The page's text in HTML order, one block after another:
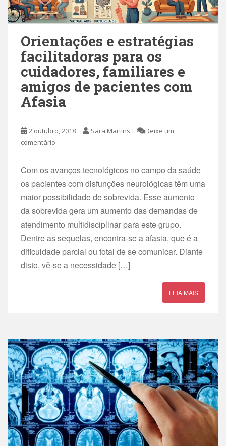
Orientações e estratégias
facilitadoras para os
cuidadores, familiares e
amigos de pacientes com
Afasia
2 outubro, 2018 Sara Martins
Deixe um
comentário
Com os avanços tecnológicos no campo da saúde
os pacientes com disfunções neurológicas têm uma
maior possibilidade de sobrevida. Esse aumento
da sobrevida gera um aumento das demandas de
atendimento multidisciplinar para este grupo.
Dentre as sequelas, encontra-se a afasia, que é a
dificuldade parcial ou total de se comunicar. Diante
disto, vê-se a necessidade […]
LEIA MAIS